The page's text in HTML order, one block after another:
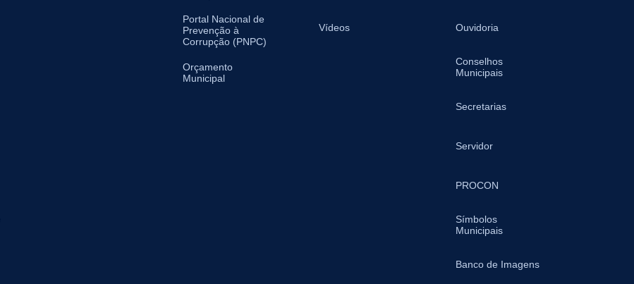
Portal Nacional de
Prevenção à
Corrupção (PNPC)
Orçamento
Municipal
Vídeos Ouvidoria
Conselhos
Municipais
Secretarias
Servidor
PROCON
Símbolos
Municipais
Banco de Imagens